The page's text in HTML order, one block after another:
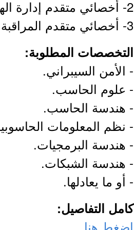
2- أخصائي متقدم إدارة الهويات والصلاحيات.
3- أخصائي متقدم المراقبة والتحليل.
التخصصات المطلوبة:
- الأمن السيبراني.
- علوم الحاسب.
- هندسة الحاسب.
- نظم المعلومات
- هندسة البرمجيات.
- هندسة الشبكات.
- أو ما يعادلها.
كامل التفاصيل:
اضغط هنا